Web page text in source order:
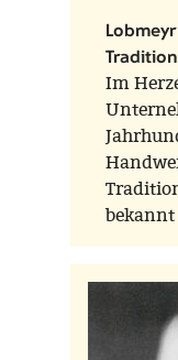
Im
bekannt